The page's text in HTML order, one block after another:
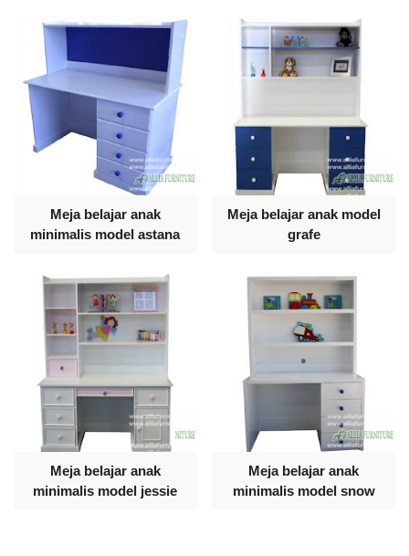
Meja belajar anak
minimalis model astana
Meja belajar anak model
grafe
Meja belajar anak
minimalis model jessie
Meja belajar anak
minimalis model snow